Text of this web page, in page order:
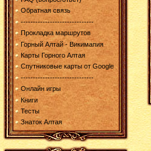
Обратная связь
------------------------------
Прокладка маршрутов
Горный Алтай - Викимапия
Карты Горного Алтая
Спутниковые карты от Google
------------------------------
Онлайн игры
Книги
Тесты
Знаток Алтая